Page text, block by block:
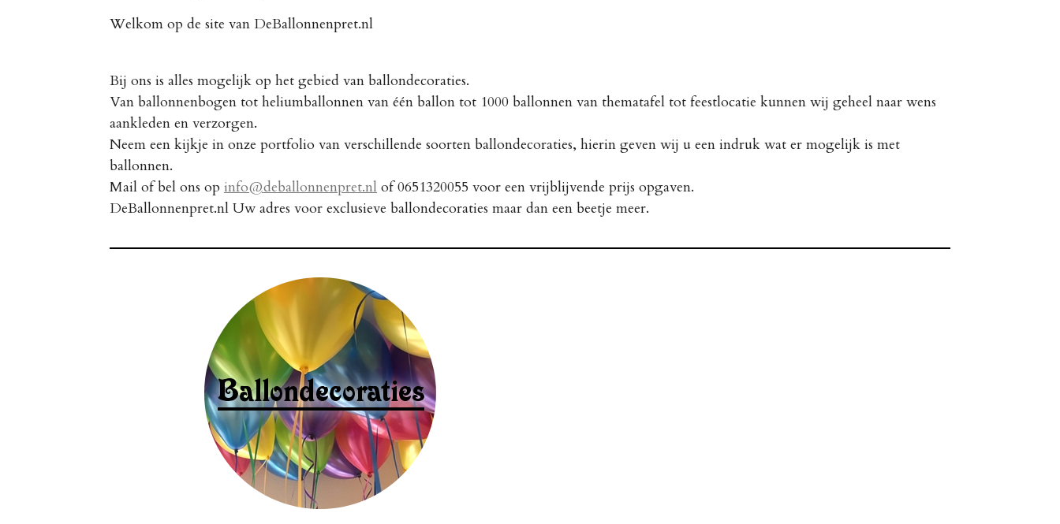
Welkom op de site van DeBallonnenpret.nl
Bij ons is alles mogelijk op het gebied van ballondecoraties.
Van ballonnenbogen tot heliumballonnen van één ballon tot 1000 ballonnen van thematafel tot feestlocatie kunnen wij geheel naar wens
aankleden en verzorgen.
Neem een kijkje in onze portfolio van verschillende soorten ballondecoraties, hierin geven wij u een indruk wat er mogelijk is met
ballonnen.
Mail of bel ons op info@deballonnenpret.nl of 0651320055 voor een vrijblijvende prijs opgaven.
DeBallonnenpret.nl Uw adres voor exclusieve ballondecoraties maar dan een beetje meer.